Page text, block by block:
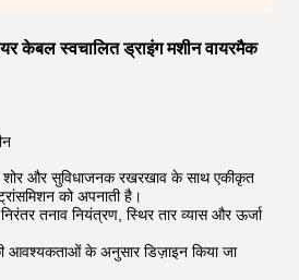
केबल स्वचालित ड्राइंग मशीन वायरमैक
शोर और सुविधाजनक रखरखाव के साथ एकीकृत
को अपनाती है।
तनाव नियंत्रण, स्थिर तार व्यास और ऊर्जा
आवश्यकताओं के अनुसार डिज़ाइन किया जा